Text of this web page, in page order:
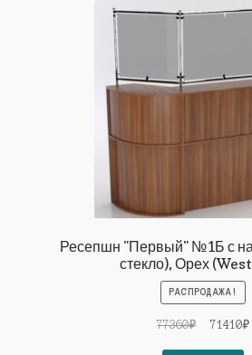
Ресепшн "Первый" №1Б с
стекло), Орех
РАСПРОДАЖА!
77360₽ 71410₽